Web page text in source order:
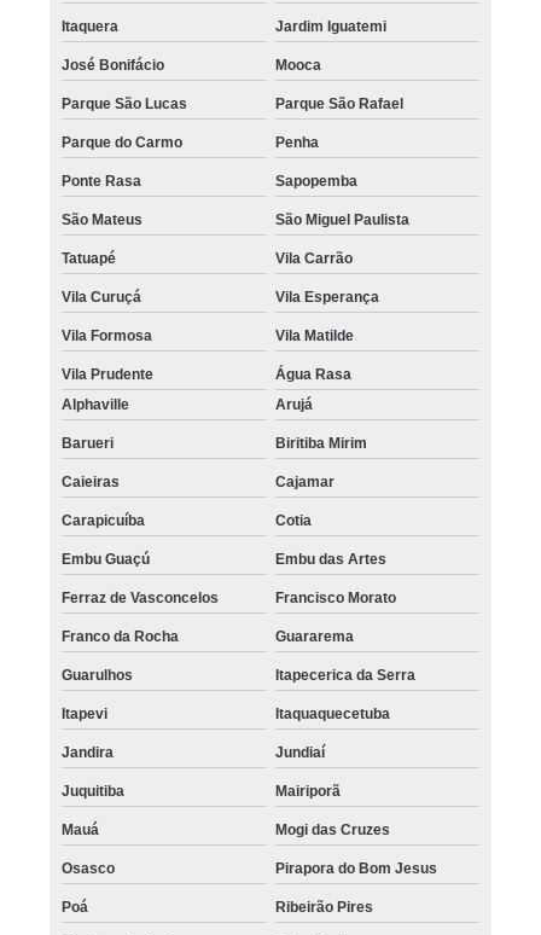
Itaquera Jardim Iguatemi
José Bonifácio Mooca
Parque São Lucas Parque São Rafael
Parque do Carmo Penha
Ponte Rasa Sapopemba
São Mateus São Miguel Paulista
Tatuapé Vila Carrão
Vila Curuçá Vila Esperança
Vila Formosa Vila Matilde
Vila Prudente
Água Rasa
Alphaville
Arujá
Barueri Biritiba Mirim
Caieiras Cajamar
Carapicuíba Cotia
Embu Guaçú Embu das Artes
Ferraz de Vasconcelos Francisco Morato
Franco da Rocha Guararema
Guarulhos Itapecerica da Serra
Itapevi Itaquaquecetuba
Jandira Jundiaí
Juquitiba Mairiporã
Mauá Mogi das Cruzes
Osasco Pirapora do Bom Jesus
Poá Ribeirão Pires